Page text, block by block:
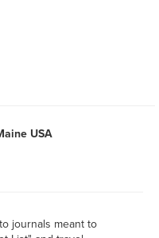
USA
journals meant to